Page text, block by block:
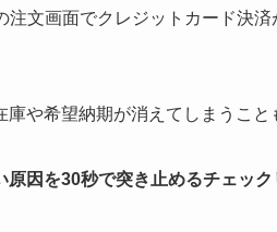
文画面でクレジットカード決
庫や希望納期が消えてしまうこ
原因を30秒で突き止めるチェック